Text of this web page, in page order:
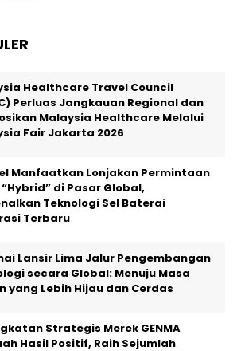
Healthcare Travel Council
Perluas Jangkauan Regional dan
Malaysia Healthcare Melalui
Fair Jakarta 2026
Manfaatkan Lonjakan Permintaan
di Pasar Global,
Teknologi Sel Baterai
Terbaru
Lansir Lima Jalur Pengembangan
secara Global: Menuju Masa
yang Lebih Hijau dan Cerdas
Strategis Merek GENMA
Hasil Positif, Raih Sejumlah